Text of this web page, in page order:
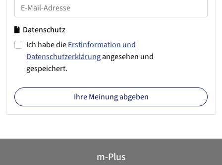
Datenschutz
Ich habe dieErstinformation und
Datenschutzerklärungangesehen und
gespeichert.
Ihre Meinung abgeben
m-Plus